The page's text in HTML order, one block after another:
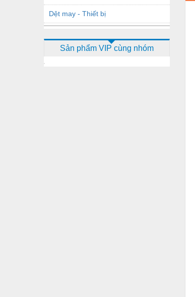
Dệt may - Thiết bị
Dịch vụ - Thi công
Sản phẩm VIP cùng nhóm